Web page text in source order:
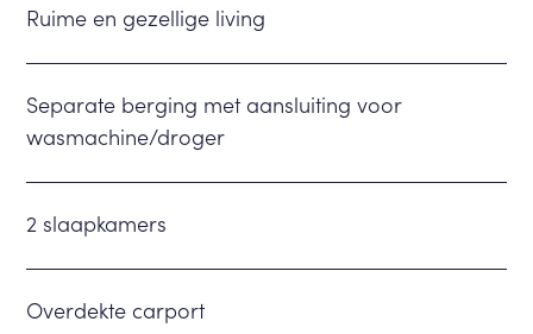
Ruime en gezellige living
Separate berging met aansluiting voor
wasmachine/droger
2 slaapkamers
Overdekte carport